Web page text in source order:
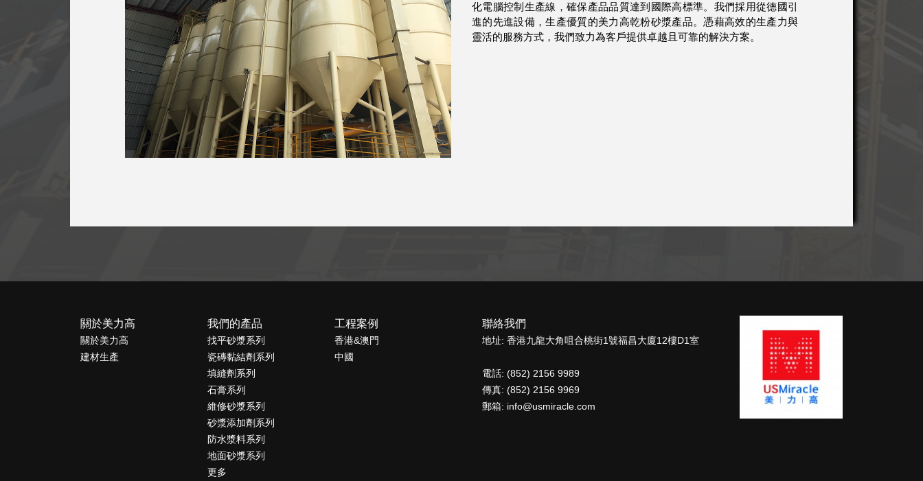
化電腦控制生產線，確保產品品質達到國際高標準。我們採用從德國引
進的先進設備，生產優質的美力高乾粉砂漿產品。憑藉高效的生產力與
靈活的服務方式，我們致力為客戶提供卓越且可靠的解決方案。
關於美力高
關於美力高
建材生產
我們的產品
找平砂漿系列
瓷磚黏結劑系列
填縫劑系列
石膏系列
維修砂漿系列
砂漿添加劑系列
防水漿料系列
地面砂漿系列
更多
工程案例
香港&澳門
中國
聯絡我們
地址: 香港九龍大角咀合桃街1號福昌大廈12樓D1室
電話: (852) 2156 9989
傳真: (852) 2156 9969
郵箱: info@usmiracle.com